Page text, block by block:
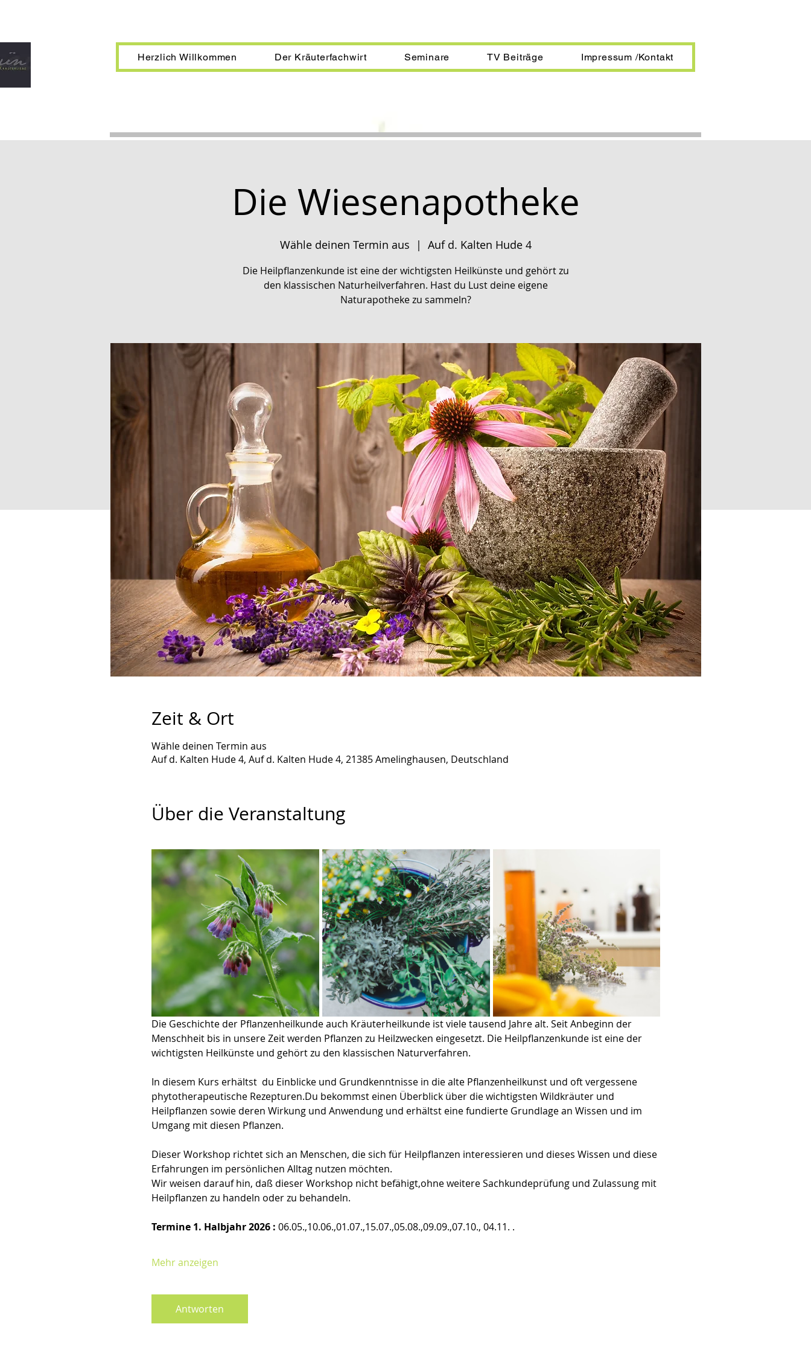
Herzlich Willkommen Der Kräuterfachwirt Seminare TV Beiträge Impressum /Kontakt
Die Wiesenapotheke
Wähle deinen Termin aus
  |
Auf d. Kalten Hude 4
Die Heilpflanzenkunde ist eine der wichtigsten Heilkünste und gehört zu
den klassischen Naturheilverfahren. Hast du Lust deine eigene
Naturapotheke zu sammeln?
Zeit & Ort
Wähle deinen Termin aus
Auf d. Kalten Hude 4, Auf d. Kalten Hude 4, 21385 Amelinghausen, Deutschland
Über die Veranstaltung
Die Geschichte der Pflanzenheilkunde auch Kräuterheilkunde ist viele tausend Jahre alt. Seit Anbeginn der
Menschheit bis in unsere Zeit werden Pflanzen zu Heilzwecken eingesetzt. Die Heilpflanzenkunde ist eine der
wichtigsten Heilkünste und gehört zu den klassischen Naturverfahren.
In diesem Kurs erhältst  du Einblicke und Grundkenntnisse in die alte Pflanzenheilkunst und oft vergessene
phytotherapeutische Rezepturen.Du bekommst einen Überblick über die wichtigsten Wildkräuter und
Heilpflanzen sowie deren Wirkung und Anwendung und erhältst eine fundierte Grundlage an Wissen und im
Umgang mit diesen Pflanzen.
Dieser Workshop richtet sich an Menschen, die sich für Heilpflanzen interessieren und dieses Wissen und diese
Erfahrungen im persönlichen Alltag nutzen möchten.
Wir weisen darauf hin, daß dieser Workshop nicht befähigt,ohne weitere Sachkundeprüfung und Zulassung mit
Heilpflanzen zu handeln oder zu behandeln.
Termine 1. Halbjahr 2026 : 06.05.,10.06.,01.07.,15.07.,05.08.,09.09.,07.10., 04.11. .
Mehr anzeigen
Antworten